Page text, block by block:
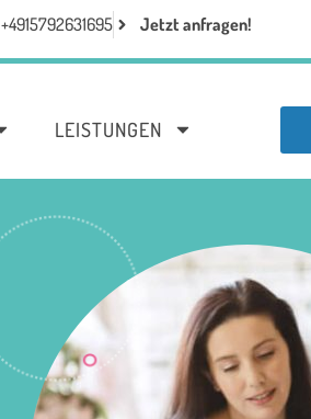
+4915792631695 Jetzt anfragen!
LEISTUNGEN